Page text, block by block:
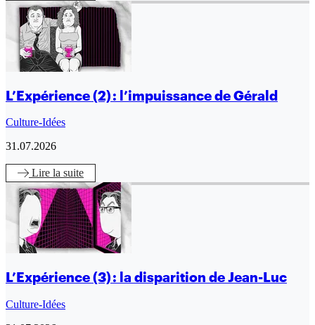
L’Expérience (2) : l’impuissance de Gérald
Culture-Idées
31.07.2026
Lire la suite
L’Expérience (3) : la disparition de Jean-Luc
Culture-Idées